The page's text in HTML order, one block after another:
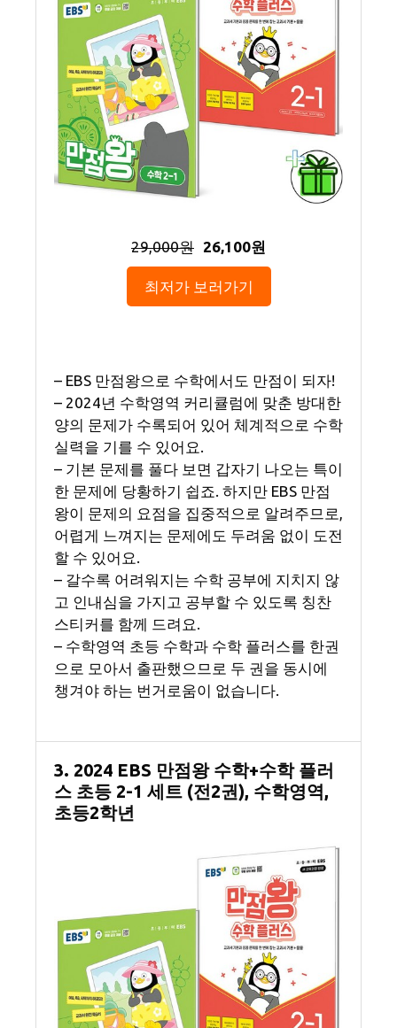
29,000원 26,100원
최저가 보러가기
– EBS 만점왕으로 수학에서도 만점이 되자!
– 2024년 수학영역 커리큘럼에 맞춘 방대한
양의 문제가 수록되어 있어 체계적으로 수학
실력을 기를 수 있어요.
– 기본 문제를 풀다 보면 갑자기 나오는 특이
한 문제에 당황하기 쉽죠. 하지만 EBS 만점
왕이 문제의 요점을 집중적으로 알려주므로,
어렵게 느껴지는 문제에도 두려움 없이 도전
할 수 있어요.
– 갈수록 어려워지는 수학 공부에 지치지 않
고 인내심을 가지고 공부할 수 있도록 칭찬
스티커를 함께 드려요.
– 수학영역 초등 수학과 수학 플러스를 한권
으로 모아서 출판했으므로 두 권을 동시에
챙겨야 하는 번거로움이 없습니다.
3. 2024 EBS 만점왕 수학+수학 플러
스 초등 2-1 세트 (전2권), 수학영역,
초등2학년